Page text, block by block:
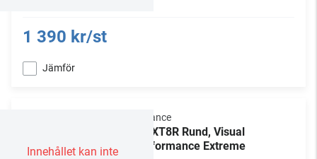
1 390 kr/st
Jämför
Innehållet kan inte
Sonance
VP-XT8R Rund, Visual
Performance Extreme